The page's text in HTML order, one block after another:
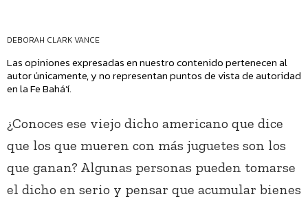
DEBORAH CLARK VANCE
Las opiniones expresadas en nuestro contenido pertenecen al
autor únicamente, y no representan puntos de vista de autoridad
en la Fe Bahá’í.
¿Conoces ese viejo dicho americano que dice
que los que mueren con más juguetes son los
que ganan? Algunas personas pueden tomarse
el dicho en serio y pensar que acumular bienes